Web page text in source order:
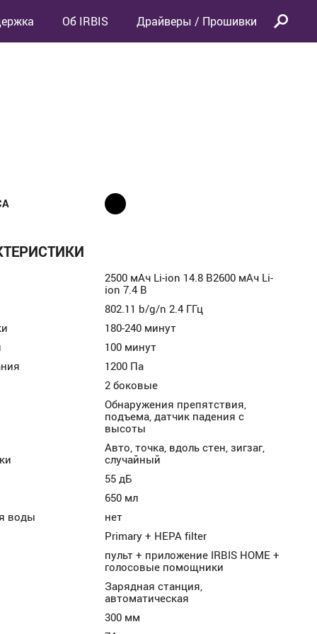
Об IRBIS Драйверы / Прошивки
2500 мАч Li-ion 14.8 В2600 мАч Li-
ion 7.4 В
802.11 b/g/n 2.4 ГГц
180-240 минут
100 минут
1200 Па
2 боковые
Обнаружения препятствия,
подъема, датчик падения с
высоты
Авто, точка, вдоль стен, зигзаг,
случайный
55 дБ
650 мл
воды
нет
Primary + HEPA filter
пульт + приложение IRBIS HOME +
голосовые помощники
Зарядная станция,
автоматическая
300 мм